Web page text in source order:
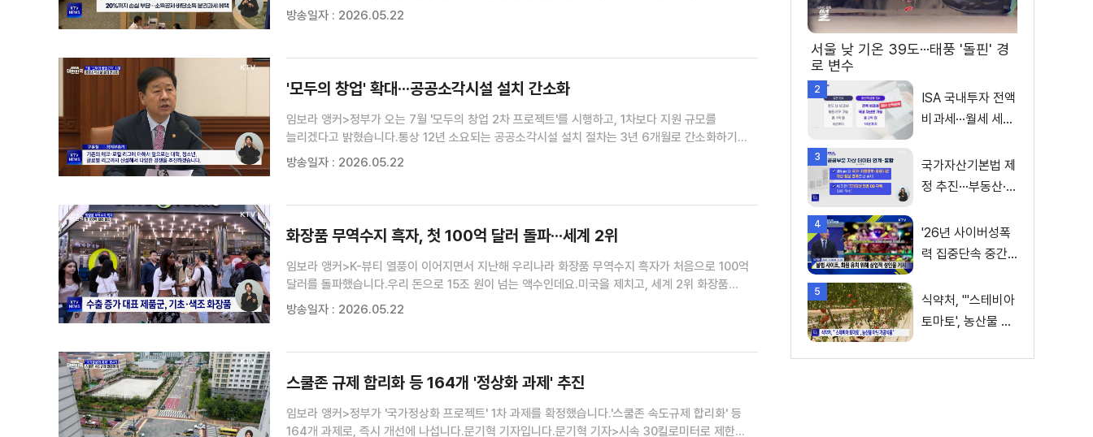
미래 전략산업에 투자하는 국민성장펀드.150조 원으로 구성되는 펀드 가운데 6천억 원은 국민이
방송일자 : 2026.05.22
'모두의 창업' 확대···공공소각시설 설치 간소화
임보라 앵커>정부가 오는 7월 '모두의 창업 2차 프로젝트'를 시행하고, 1차보다 지원 규모를
늘리겠다고 밝혔습니다.통상 12년 소요되는 공공소각시설 설치 절차는 3년 6개월로 간소화하기로
했습니다.조태영 기자가 보도합니다.조태영 기자>비상경제본부 회의 겸 경제관계장관회의(장소:
방송일자 : 2026.05.22
화장품 무역수지 흑자, 첫 100억 달러 돌파···세계 2위
임보라 앵커>K-뷰티 열풍이 이어지면서 지난해 우리나라 화장품 무역수지 흑자가 처음으로 100억
달러를 돌파했습니다.우리 돈으로 15조 원이 넘는 액수인데요.미국을 제치고, 세계 2위 화장품
수출국에도 오른 것으로 나타났습니다.보도에 김유리 기자입니다.김유리 기자>세계 시장에서 K-
방송일자 : 2026.05.22
스쿨존 규제 합리화 등 164개 '정상화 과제' 추진
임보라 앵커>정부가 '국가정상화 프로젝트' 1차 과제를 확정했습니다.'스쿨존 속도규제 합리화' 등
164개 과제로, 즉시 개선에 나섭니다.문기혁 기자입니다.문기혁 기자>시속 30킬로미터로 제한된
서울 낮 기온 39도···태풍 '돌핀' 경
로 변수
2
ISA 국내투자 전액
비과세···월세 세액
3
국가자산기본법 제
정 추진···부동산·주
4
'26년 사이버성폭
력 집중단속 중간
진계획은?
5
식약처, "'스테비아
토마토', 농산물 아